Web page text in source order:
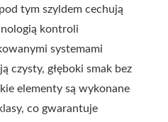
tym szyldem cechują
kontroli
systemami
czysty, głęboki smak bez
elementy są wykonane
co gwarantuje